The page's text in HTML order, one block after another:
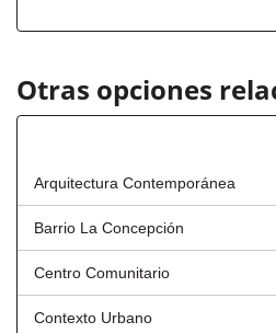
Otras opciones
Arquitectura Contemporánea
Barrio La Concepción
Centro Comunitario
Contexto Urbano